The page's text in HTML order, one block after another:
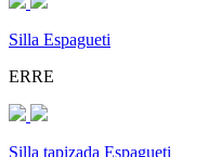
Silla Espagueti
ERRE
Silla tapizada Espagueti